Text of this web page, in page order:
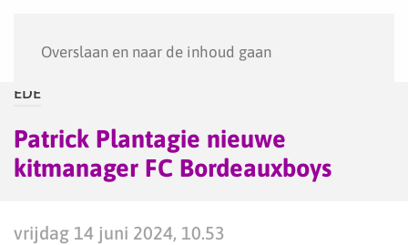
Overslaan en naar de inhoud gaan
EDE
Patrick Plantagie nieuwe
kitmanager FC Bordeauxboys
vrijdag 14 juni 2024, 10.53